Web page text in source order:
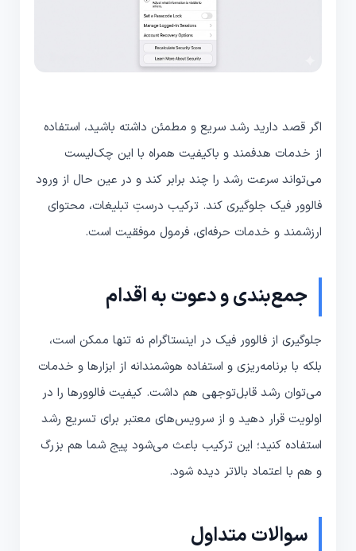
اگر قصد دارید رشد سریع و مطمئن داشته باشید، استفاده
از خدمات هدفمند و باکیفیت همراه با این چک‌لیست
می‌تواند سرعت رشد را چند برابر کند و در عین حال از ورود
فالوور فیک جلوگیری کند. ترکیب درستِ تبلیغات، محتوای
ارزشمند و خدمات حرفه‌ای، فرمول موفقیت است.
جمع‌بندی و دعوت به اقدام
جلوگیری از فالوور فیک در اینستاگرام نه تنها ممکن است،
بلکه با برنامه‌ریزی و استفاده هوشمندانه از ابزارها و خدمات
می‌توان رشد قابل‌توجهی هم داشت. کیفیت فالوورها را در
اولویت قرار دهید و از سرویس‌های معتبر برای تسریع رشد
استفاده کنید؛ این ترکیب باعث می‌شود پیج شما هم بزرگ
و هم با اعتماد بالاتر دیده شود.
سوالات متداول